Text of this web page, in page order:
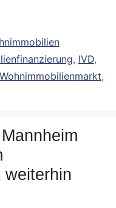
, IVD,
Wohnimmobilienmarkt,
weiterhin